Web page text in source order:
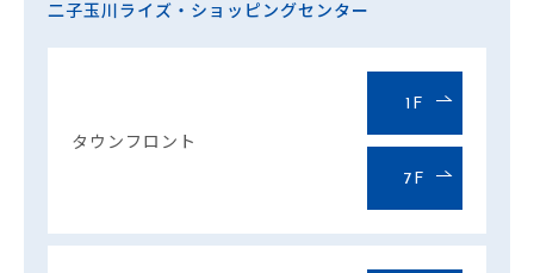
二子玉川ライズ・ショッピングセンター
タウンフロント
1F
7F